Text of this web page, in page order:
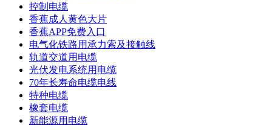
控制电缆
香蕉成人黄色大片
香蕉APP免费入口
电气化铁路用承力索及接触线
轨道交道用电缆
光伏发电系统用电缆
70年长寿命电缆电线
特种电缆
橡套电缆
新能源用电缆